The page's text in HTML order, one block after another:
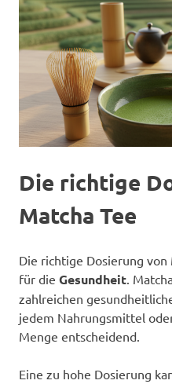
Die richtige
Matcha Tee
Die richtige Dosierung
für die Gesundheit.
zahlreichen
jedem Nahrungsmittel
Menge entscheidend.
Eine zu hohe Dosierung